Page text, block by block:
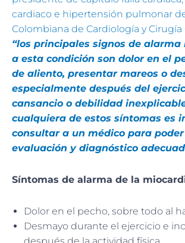
cardiaco e hipertensión pulmonar
Colombiana de Cardiología y Cirugía
“los principales signos de alarma
a esta condición son dolor en el
de aliento, presentar mareos o
especialmente después del
cansancio o debilidad
cualquiera de estos síntomas es
consultar a un médico para
evaluación y diagnóstico
Síntomas de alarma de la
Dolor en el pecho, sobre todo al
Desmayo durante el ejercicio e
después de la actividad física